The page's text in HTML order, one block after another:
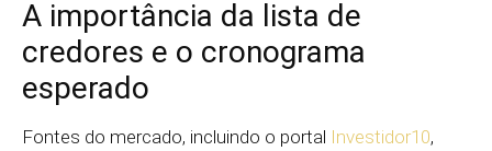
A importância da lista de
credores e o cronograma
esperado
Fontes do mercado, incluindo o portal Investidor10,